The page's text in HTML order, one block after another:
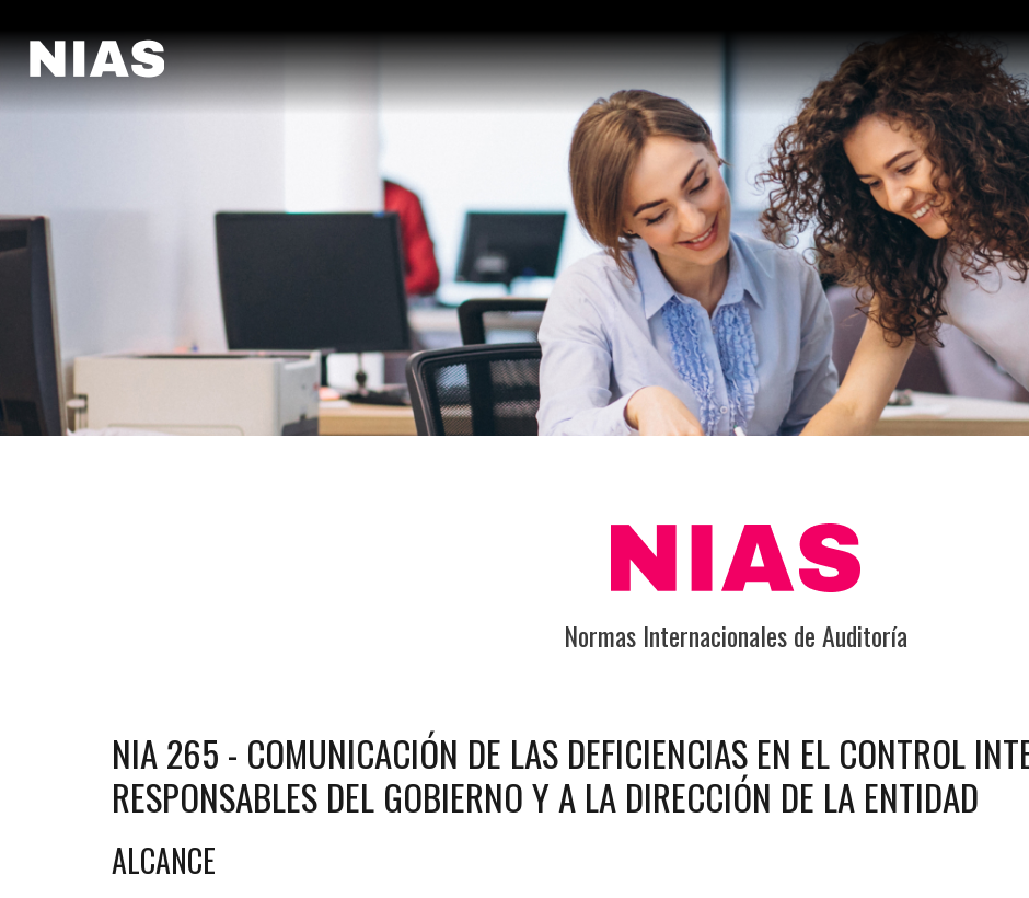
Normas Internacionales de Auditoría
NIA 265 - COMUNICACIÓN DE LAS DEFICIENCIAS EN EL CONTROL
RESPONSABLES DEL GOBIERNO Y A LA DIRECCIÓN DE LA ENTIDAD
ALCANCE